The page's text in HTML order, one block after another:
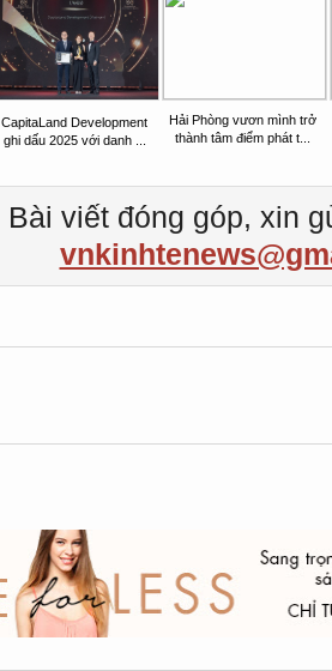
CapitaLand Development
ghi dấu 2025 với danh ...
Hải Phòng vươn mình trở
thành tâm điểm phát t...
Bài viết đóng góp, xin